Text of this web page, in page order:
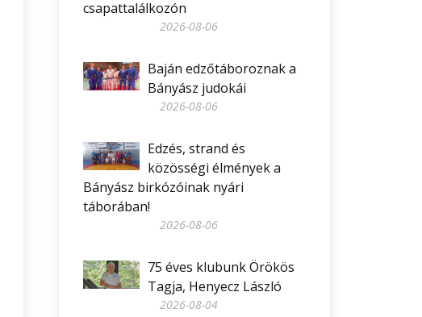
csapattalálkozón
2026-08-06
Baján edzőtáboroznak a
Bányász judokái
2026-08-06
Edzés, strand és
közösségi élmények a
Bányász birkózóinak nyári
táborában!
2026-08-06
75 éves klubunk Örökös
Tagja, Henyecz László
2026-08-04